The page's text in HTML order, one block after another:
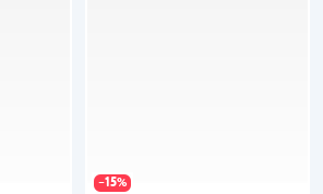
−15%